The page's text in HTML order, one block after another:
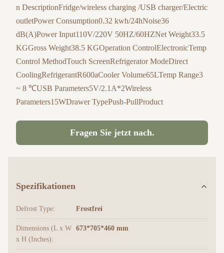
n DescriptionFridge/wireless charging /USB charger/Electric
outletPower Consumption0.32 kwh/24hNoise36
dB(A)Power Input110V/220V 50HZ/60HZNet Weight33.5
KGGross Weight38.5 KGOperation ControlElectronicTemp
Control MethodTouch ScreenRefrigerator ModeDirect
CoolingRefrigerantR600aCooler Volume65LTemp Range3
~ 8 ℃USB Parameters5V/2.1A*2Wireless
Parameters15WDrawer TypePush-PullProduct
Fragen Sie jetzt nach.
Spezifikationen
Defrost Type: Frostfrei
Dimensions (L x W
x H (Inches):
673*705*460 mm